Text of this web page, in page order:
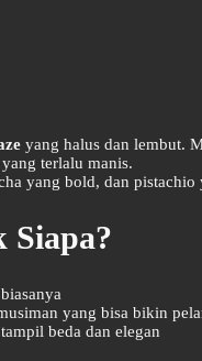
yang halus dan lembut.
terlalu manis.
yang bold, dan pistachio
Siapa?
yang bisa bikin
beda dan elegan